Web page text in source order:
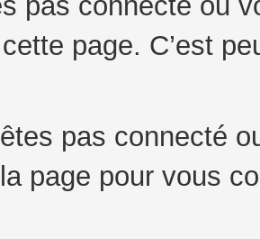
page. C’est
pas connecté
page pour vous